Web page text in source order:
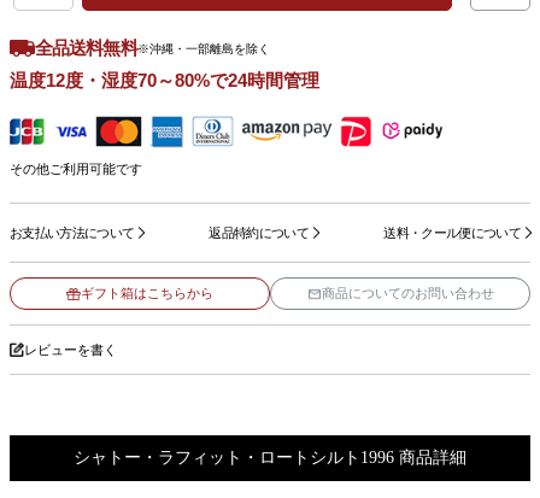
全品送料無料※沖縄・一部離島を除く
温度12度・湿度70～80%で24時間管理
その他ご利用可能です
お支払い方法について 返品特約について 送料・クール便について
ギフト箱はこちらから 商品についてのお問い合わせ
レビューを書く
シャトー・ラフィット・ロートシルト1996 商品詳細